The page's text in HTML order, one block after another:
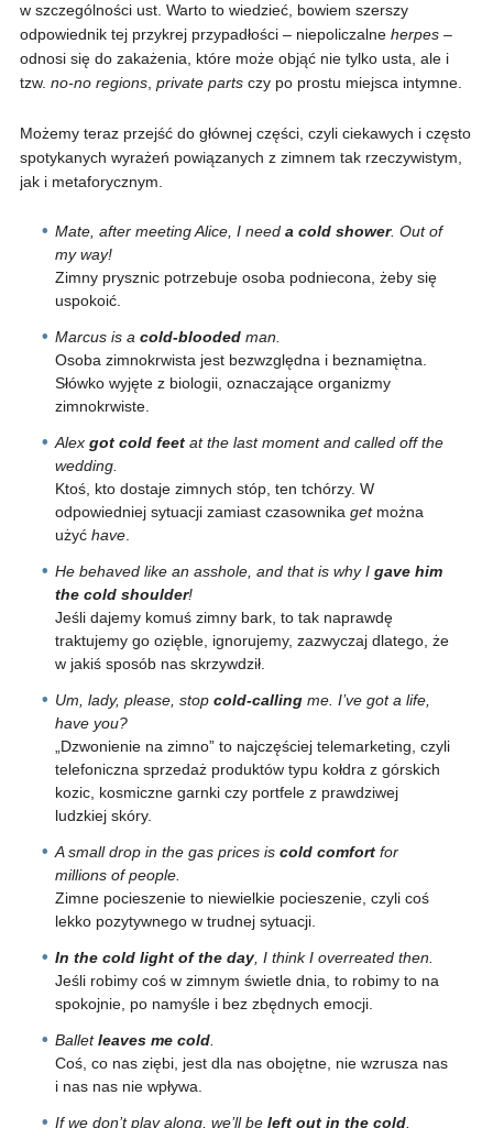
w szczególności ust. Warto to wiedzieć, bowiem szerszy
odpowiednik tej przykrej przypadłości – niepoliczalne herpes–
odnosi się do zakażenia, które może objąć nie tylko usta, ale i
tzw. no-no regions, private partsczy po prostu miejsca intymne.
Możemy teraz przejść do głównej części, czyli ciekawych i często
spotykanych wyrażeń powiązanych z zimnem tak rzeczywistym,
jak i metaforycznym.
Mate, after meeting Alice, I need a cold shower. Out of
my way!
Zimny prysznic potrzebuje osoba podniecona, żeby się
uspokoić.
Marcus is a cold-bloodedman.
Osoba zimnokrwista jest bezwzględna i beznamiętna.
Słówko wyjęte z biologii, oznaczające organizmy
zimnokrwiste.
Alex got cold feetat the last moment and called off the
wedding.
Ktoś, kto dostaje zimnych stóp, ten tchórzy. W
odpowiedniej sytuacji zamiast czasownika getmożna
użyć have.
He behaved like an asshole, and that is why I gave him
the cold shoulder!
Jeśli dajemy komuś zimny bark, to tak naprawdę
traktujemy go ozięble, ignorujemy, zazwyczaj dlatego, że
w jakiś sposób nas skrzywdził.
Um, lady, please, stop cold-callingme. I’ve got a life,
have you?
„Dzwonienie na zimno” to najczęściej telemarketing, czyli
telefoniczna sprzedaż produktów typu kołdra z górskich
kozic, kosmiczne garnki czy portfele z prawdziwej
ludzkiej skóry.
A small drop in the gas prices is cold comfortfor
millions of people.
Zimne pocieszenie to niewielkie pocieszenie, czyli coś
lekko pozytywnego w trudnej sytuacji.
In the cold light of the day, I think I overreated then.
Jeśli robimy coś w zimnym świetle dnia, to robimy to na
spokojnie, po namyśle i bez zbędnych emocji.
Balletleaves me cold.
Coś, co nas ziębi, jest dla nas obojętne, nie wzrusza nas
i nas nas nie wpływa.
If we don’t play along, we’ll be left out in the cold.